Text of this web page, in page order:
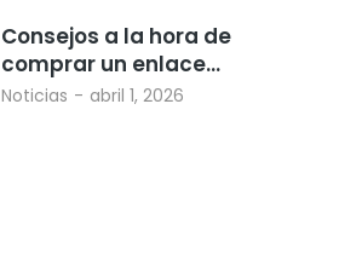
Consejos a la hora de
comprar un enlace…
Noticias abril 1, 2026